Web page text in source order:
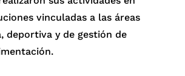
vinculadas a las áreas
deportiva y de gestión de